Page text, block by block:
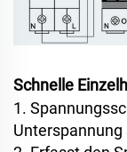
Schnelle
1.
Unterspannung